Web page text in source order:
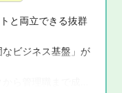
と両立できる抜群
ビジネス基盤」が
ら管理職まで成長